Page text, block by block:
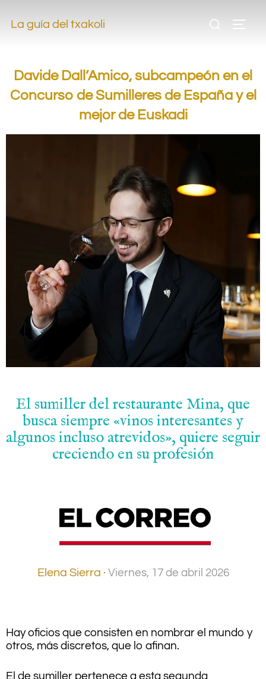
La guía del txakoli
Davide Dall’Amico, subcampeón en el
Concurso de Sumilleres de España y el
mejor de Euskadi
El sumiller del restaurante Mina, que
busca siempre «vinos interesantes y
algunos incluso atrevidos», quiere seguir
creciendo en su profesión
Elena Sierra · Viernes, 17 de abril 2026
Hay oficios que consisten en nombrar el mundo y
otros, más discretos, que lo afinan.
El de sumiller pertenece a esta segunda